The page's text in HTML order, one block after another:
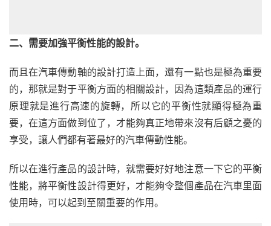
二、需要加強平衡性能的設計。
而且在汽車傳動軸的設計打造上面，還有一點也是極為重要
的，那就是對于平衡方面的相關設計，因為這類產品的運行
原理就是進行高速的旋轉，所以它的平衡性就顯得極為重
要，在這方面做到位了，才能夠真正地帶來沒有后顧之憂的
享受，讓人們都有著最好的汽車傳動性能。
所以在進行產品的設計時，就需要好好地注意一下它的平衡
性能，將平衡性設計得更好，才能夠令整個產品在汽車里面
使用時，可以起到至關重要的作用。